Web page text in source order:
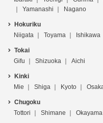
Yamanashi
Nagano
Hokuriku
Niigata
Toyama Ishikawa
Tokai
Gifu
Shizuoka Aichi
Kinki
Mie
Shiga Kyoto
Chugoku
Tottori
Shimane Okayama